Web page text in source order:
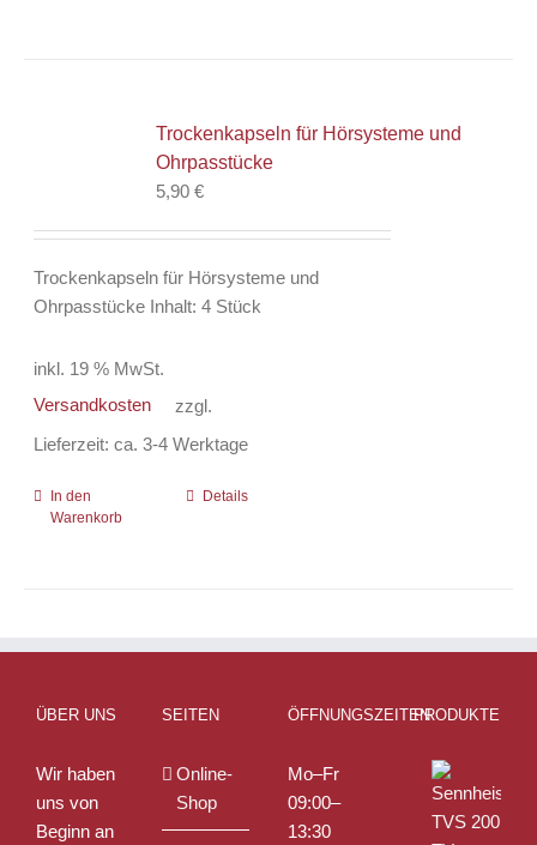
Die
Optionen
können
auf
Produktseite
gewählt
Trockenkapseln für Hörsysteme und
Ohrpasstücke
5,90€
Trockenkapseln für Hörsysteme und
Ohrpasstücke Inhalt: 4 Stück
inkl. 19 % MwSt.
zzgl.
Versandkosten
Lieferzeit:ca. 3-4 Werktage
In den
Warenkorb
Details
ÜBER UNS
Wir haben
uns von
Beginn an
SEITEN
Online-
Shop
ÖFFNUNGSZEITEN
Mo–Fr
09:00–
13:30
PRODUKTE